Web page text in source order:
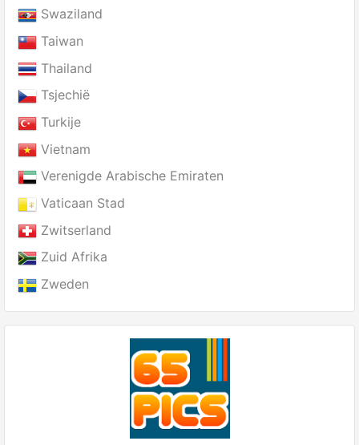
Swaziland
Taiwan
Thailand
Tsjechië
Turkije
Vietnam
Verenigde Arabische Emiraten
Vaticaan Stad
Zwitserland
Zuid Afrika
Zweden